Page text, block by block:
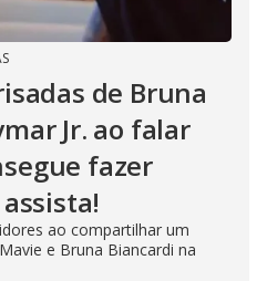
de Bruna
Jr. ao falar
fazer
ao compartilhar um
e Bruna Biancardi na